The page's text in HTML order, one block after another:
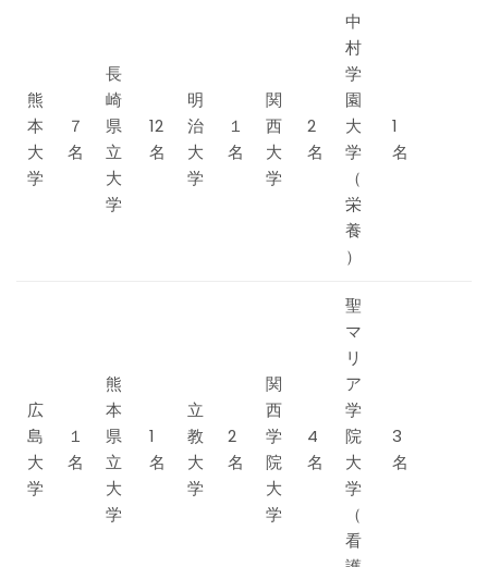
熊
本
大
学
７
名
長
崎
県
立
大
学
12
名
明
治
大
学
１
名
関
西
大
学
2
名
中
村
学
園
大
学
（
栄
養
）
1
名
広
島
大
学
１
名
熊
本
県
立
大
学
1
名
立
教
大
学
2
名
関
西
学
院
大
学
4
名
聖
マ
リ
ア
学
院
大
学
（
看
3
名